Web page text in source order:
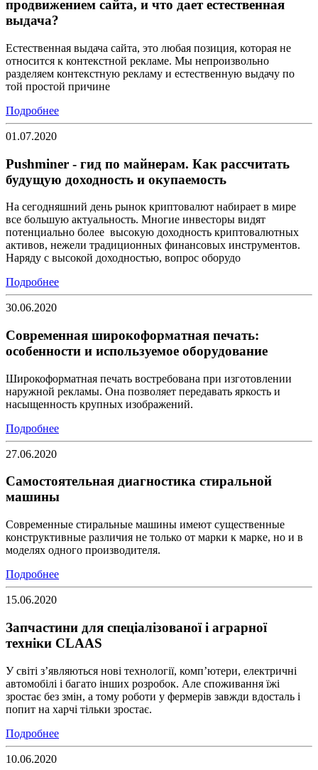
продвижением сайта, и что дает естественная
выдача?
Естественная выдача сайта, это любая позиция, которая не
относится к контекстной рекламе. Мы непроизвольно
разделяем контекстную рекламу и естественную выдачу по
той простой причине
Подробнее
01.07.2020
Pushminer - гид по майнерам. Как рассчитать
будущую доходность и окупаемость
На сегодняшний день рынок криптовалют набирает в мире
все большую актуальность. Многие инвесторы видят
потенциально более высокую доходность криптовалютных
активов, нежели традиционных финансовых инструментов.
Наряду с высокой доходностью, вопрос оборудо
Подробнее
30.06.2020
Современная широкоформатная печать:
особенности и используемое оборудование
Широкоформатная печать востребована при изготовлении
наружной рекламы. Она позволяет передавать яркость и
насыщенность крупных изображений.
Подробнее
27.06.2020
Самостоятельная диагностика стиральной
машины
Современные стиральные машины имеют существенные
конструктивные различия не только от марки к марке, но и в
моделях одного производителя.
Подробнее
15.06.2020
Запчастини для спеціалізованої і аграрної
техніки CLAAS
У світі з’являються нові технології, комп’ютери, електричні
автомобілі і багато інших розробок. Але споживання їжі
зростає без змін, а тому роботи у фермерів завжди вдосталь і
попит на харчі тільки зростає.
Подробнее
10.06.2020